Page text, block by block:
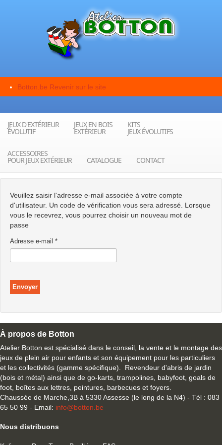
Botton.be Revenir sur le site
JEUX D'EXTÉRIEUR
ÉVOLUTIF
JEUX EN BOIS
EXTÉRIEUR
KITS
JEUX ÉVOLUTIFS
ACCESSOIRES
POUR JEUX EXTÉRIEUR CATALOGUE CONTACT
Veuillez saisir l'adresse e-mail associée à votre compte
d'utilisateur. Un code de vérification vous sera adressé. Lorsque
vous le recevrez, vous pourrez choisir un nouveau mot de
passe
Adresse e-mail *
Envoyer
À propos de Botton
Atelier Botton est spécialisé dans le conseil, la vente et le montage des
jeux de plein air pour enfants et son équipement pour les particuliers
et les collectivités (gamme spécifique). Revendeur d'abris de jardin
(bois et métal) ainsi que de go-karts, trampolines, babyfoot, goals de
foot, boîtes aux lettres, peintures, barbecues et foyers.
Chaussée de Marche,3B à 5330 Assesse (le long de la N4) - Tél : 083
65 50 99 - Email: info@botton.be
Nous distribuons